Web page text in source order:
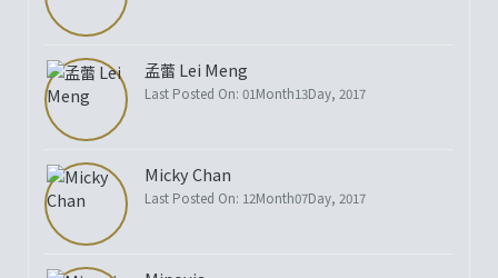
孟蕾 Lei Meng
Last Posted On: 01Month13Day, 2017
Micky Chan
Last Posted On: 12Month07Day, 2017